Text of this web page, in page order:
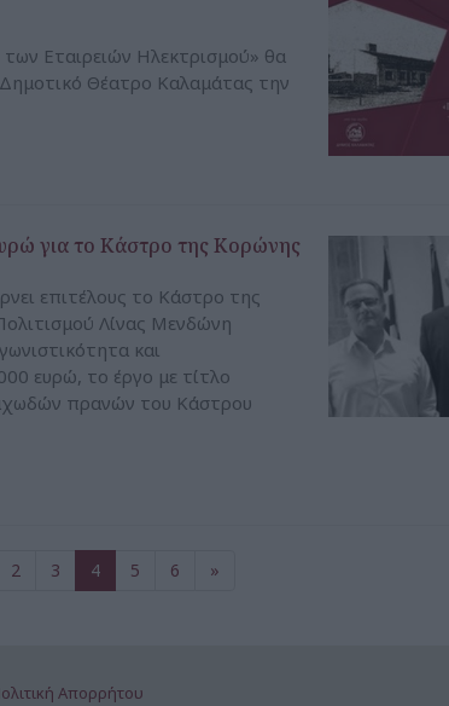
Εταιρειών Ηλεκτρισμού» θα
Θέατρο Καλαμάτας την
για το Κάστρο της Κορώνης
επιτέλους το Κάστρο της
Λίνας Μενδώνη
και
ευρώ, το έργο με τίτλο
πρανών του Κάστρου
2 3 4 5 6 »
Απορρήτου